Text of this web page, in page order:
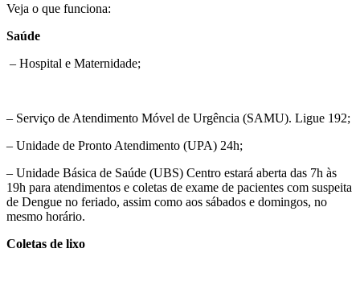
Veja o que funciona:
Saúde
– Hospital e Maternidade;
– Serviço de Atendimento Móvel de Urgência (SAMU). Ligue 192;
– Unidade de Pronto Atendimento (UPA) 24h;
– Unidade Básica de Saúde (UBS) Centro estará aberta das 7h às
19h para atendimentos e coletas de exame de pacientes com suspeita
de Dengue no feriado, assim como aos sábados e domingos, no
mesmo horário.
Coletas de lixo